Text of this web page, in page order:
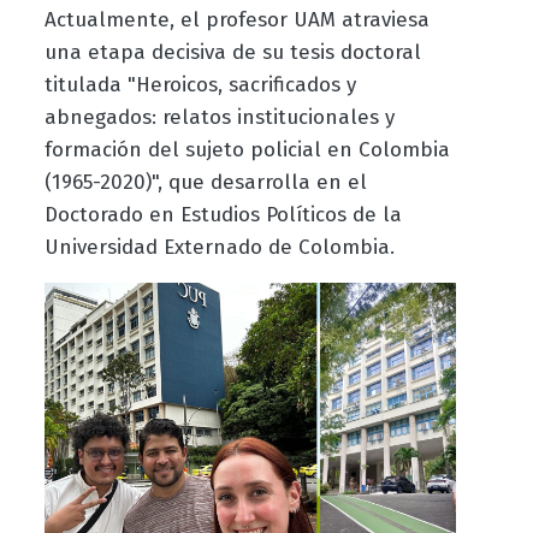
Actualmente, el profesor UAM atraviesa
una etapa decisiva de su tesis doctoral
titulada "Heroicos, sacrificados y
abnegados: relatos institucionales y
formación del sujeto policial en Colombia
(1965-2020)", que desarrolla en el
Doctorado en Estudios Políticos de la
Universidad Externado de Colombia.